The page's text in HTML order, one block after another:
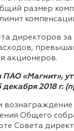
размер
директоров
акционеров.
ПАО «Магнит»,
2018 г.
Общего
Совета